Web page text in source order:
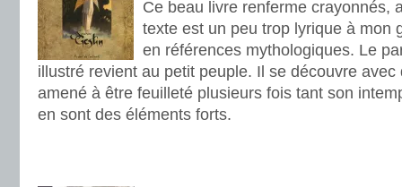
Ce beau livre renferme crayonnés,
texte est un peu trop lyrique à mon
en références mythologiques. Le
illustré revient au petit peuple. Il se découvre avec
amené à être feuilleté plusieurs fois tant son
en sont des éléments forts.